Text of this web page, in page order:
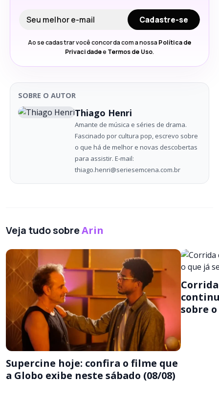
Seu e-mail
Cadastre-se
Ao se cadastrar você concorda com a nossa Política de
Privacidadee Termos de Uso.
SOBRE O AUTOR
Thiago Henri
Amante de música e séries de drama.
Fascinado por cultura pop, escrevo sobre
o que há de melhor e novas descobertas
para assistir. E-mail:
thiago.henri@seriesemcena.com.br
Veja tudo sobreArin
Supercine hoje: confira o filme que
a Globo exibe neste sábado (08/08)
sobre